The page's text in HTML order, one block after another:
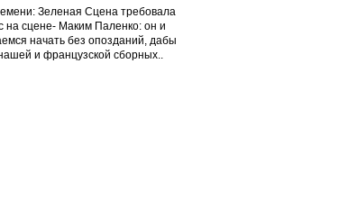
Зеленая Сцена требовала
на сцене- Маким Паленко: он и
начать без опозданий, дабы
и французской сборных..